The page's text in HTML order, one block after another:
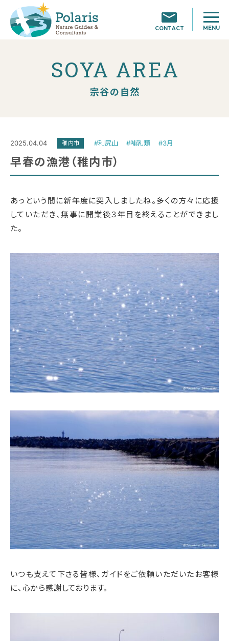
CONTACT MENU
SOYA AREA
宗谷の自然
2025.04.04 稚内市 #利尻山 #哺乳類 #3月
早春の漁港（稚内市）
あっという間に新年度に突入しましたね。多くの方々に応援
していただき、無事に開業後３年目を終えることができまし
た。
いつも支えて下さる皆様、ガイドをご依頼いただいたお客様
に、心から感謝しております。